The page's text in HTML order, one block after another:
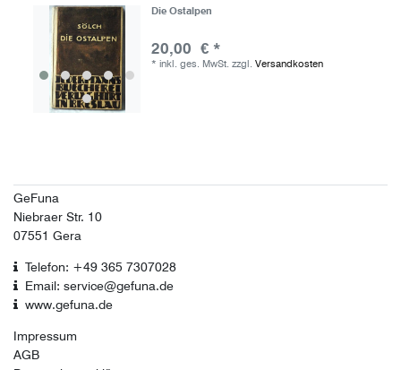
Die Ostalpen
20,00 € *
* inkl. ges. MwSt. zzgl. Versandkosten
GeFuna
Niebraer Str. 10
07551 Gera
Telefon: +49 365 7307028
Email: service@gefuna.de
www.gefuna.de
Impressum
AGB